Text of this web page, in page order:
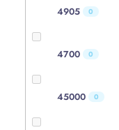
4905 0
4700 0
45000 0